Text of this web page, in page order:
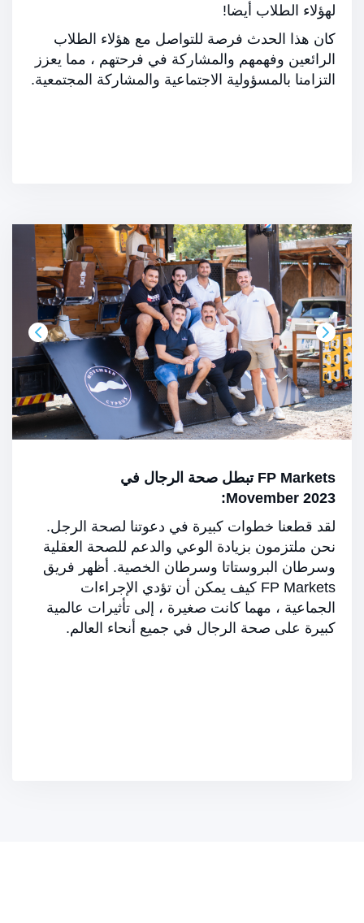
لهؤلاء الطلاب أيضا!
كان هذا الحدث فرصة للتواصل مع هؤلاء الطلاب
الرائعين وفهمهم والمشاركة في فرحتهم ، مما يعزز
التزامنا بالمسؤولية الاجتماعية والمشاركة المجتمعية.
FP Markets تبطل صحة الرجال في
Movember 2023:
لقد قطعنا خطوات كبيرة في دعوتنا لصحة الرجل.
نحن ملتزمون بزيادة الوعي والدعم للصحة العقلية
وسرطان البروستاتا وسرطان الخصية. أظهر فريق
FP Markets كيف يمكن أن تؤدي الإجراءات
الجماعية ، مهما كانت صغيرة ، إلى تأثيرات عالمية
كبيرة على صحة الرجال في جميع أنحاء العالم.